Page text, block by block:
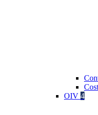
OIV 4